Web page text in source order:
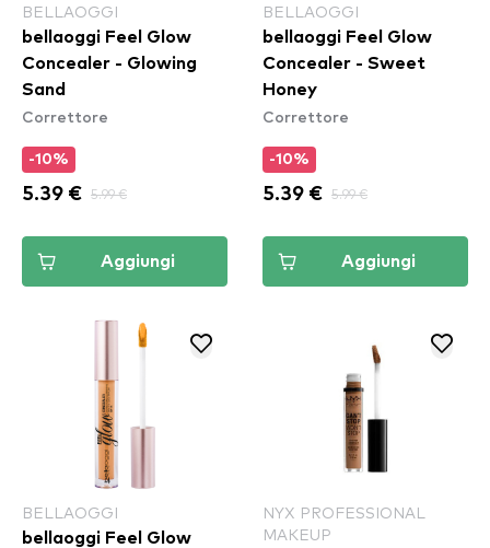
BELLAOGGI
bellaoggi Feel Glow
Concealer - Glowing
Sand
Correttore
-10%
5.39 € 5.99 €
Aggiungi
BELLAOGGI
bellaoggi Feel Glow
Concealer - Sweet
Honey
Correttore
-10%
5.39 € 5.99 €
Aggiungi
BELLAOGGI
bellaoggi Feel Glow
NYX PROFESSIONAL
MAKEUP